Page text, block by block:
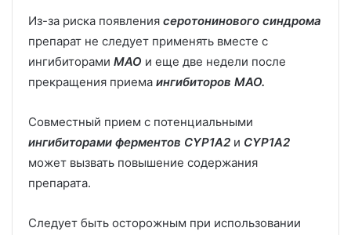
Из-за риска появления серотонинового синдрома
препарат не следует применять вместе с
ингибиторами МАО и еще две недели после
прекращения приема ингибиторов МАО.
Совместный прием с потенциальными
ингибиторами ферментов CYP1A2 и CYP1A2
может вызвать повышение содержания
препарата.
Следует быть осторожным при использовании